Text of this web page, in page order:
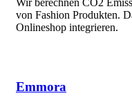
von Fashion Produkten.
Onlineshop integrieren.
Emmora